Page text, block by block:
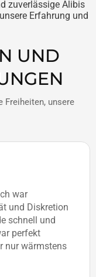
zuverlässige Alibis
Erfahrung und
UND
unsere
war
und Diskretion
schnell und
perfekt
nur wärmstens